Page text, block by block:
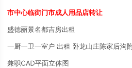
市中心临街门市成人用品店转让
盛德丽景名都吉房出租
一厨一卫一室户 出租 卧龙山庄陈家后沟
兼职CAD平面立体图